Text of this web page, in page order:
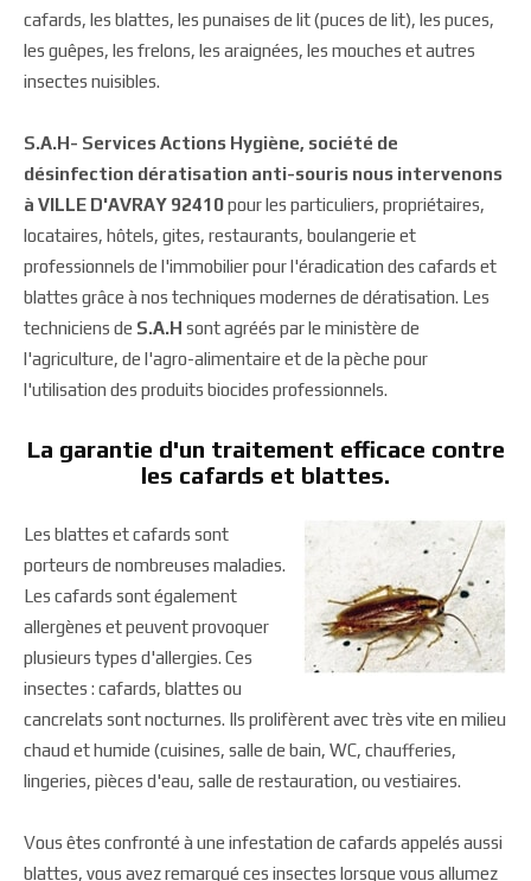
cafards, les blattes, les punaises de lit (puces de lit), les puces,
les guêpes, les frelons, les araignées, les mouches et autres
insectes nuisibles.
S.A.H- Services Actions Hygiène, société de
désinfection dératisation anti-souris nous intervenons
à VILLE D'AVRAY 92410pour les particuliers, propriétaires,
locataires, hôtels, gites, restaurants, boulangerie et
professionnels de l'immobilier pour l'éradication des cafards et
blattes grâce à nos techniques modernes de dératisation. Les
techniciens de S.A.H sont agréés par le ministère de
l'agriculture, de l'agro-alimentaire et de la pèche pour
l'utilisation des produits biocides professionnels.
La garantie d'un traitement efficace contre
les cafards et blattes.
Les blattes et cafards sont
porteurs de nombreuses maladies.
Les cafards sont également
allergènes et peuvent provoquer
plusieurs types d'allergies. Ces
insectes : cafards, blattes ou
cancrelats sont nocturnes. Ils prolifèrent avec très vite en milieu
chaud et humide (cuisines, salle de bain, WC, chaufferies,
lingeries, pièces d'eau, salle de restauration, ou vestiaires.
Vous êtes confronté à une infestation de cafards appelés aussi
blattes, vous avez remarqué ces insectes lorsque vous allumez